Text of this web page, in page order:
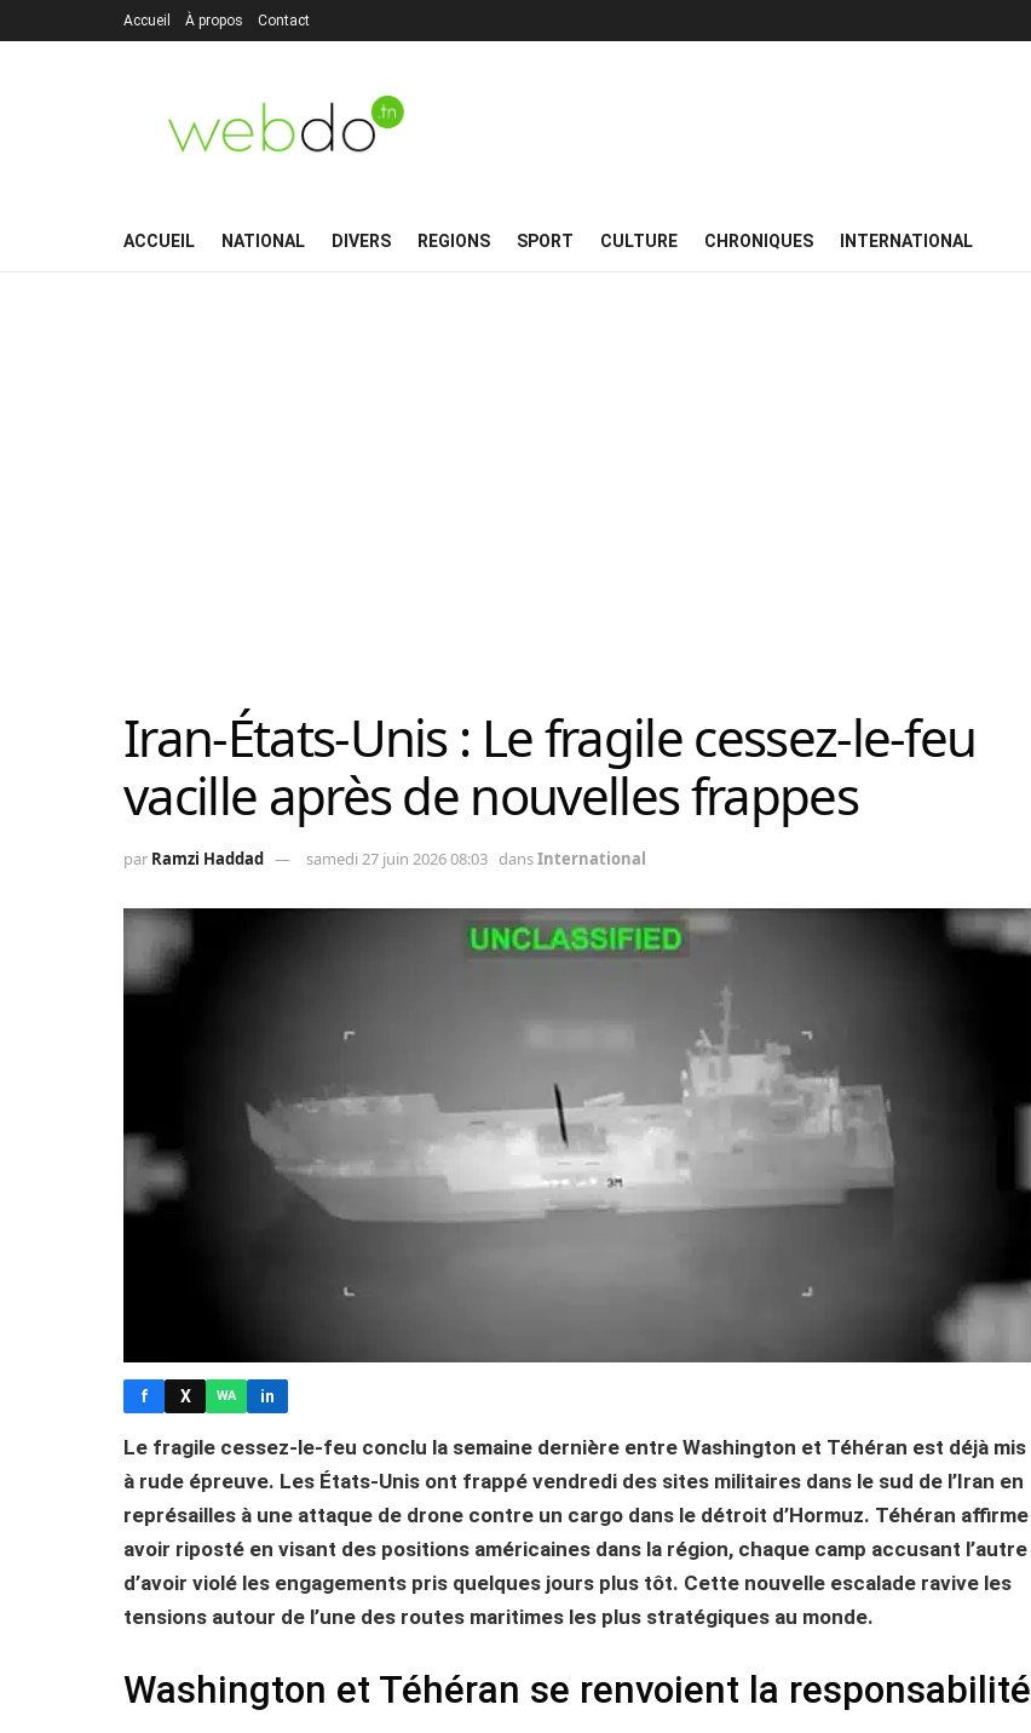
Accueil À propos Contact
ACCUEIL NATIONAL DIVERS REGIONS SPORT CULTURE CHRONIQUES INTERNATIONAL
Iran-États-Unis : Le fragile cessez-le-feu
vacille après de nouvelles frappes
par Ramzi Haddad samedi 27 juin 2026 08:03 dansInternational
f X WA in
Le fragile cessez-le-feu conclu la semaine dernière entre Washington et Téhéran est déjà mis
à rude épreuve. Les États-Unis ont frappé vendredi des sites militaires dans le sud de l’Iran en
représailles à une attaque de drone contre un cargo dans le détroit d’Hormuz. Téhéran affirme
avoir riposté en visant des positions américaines dans la région, chaque camp accusant l’autre
d’avoir violé les engagements pris quelques jours plus tôt. Cette nouvelle escalade ravive les
tensions autour de l’une des routes maritimes les plus stratégiques au monde.
Washington et Téhéran se renvoient la responsabilité